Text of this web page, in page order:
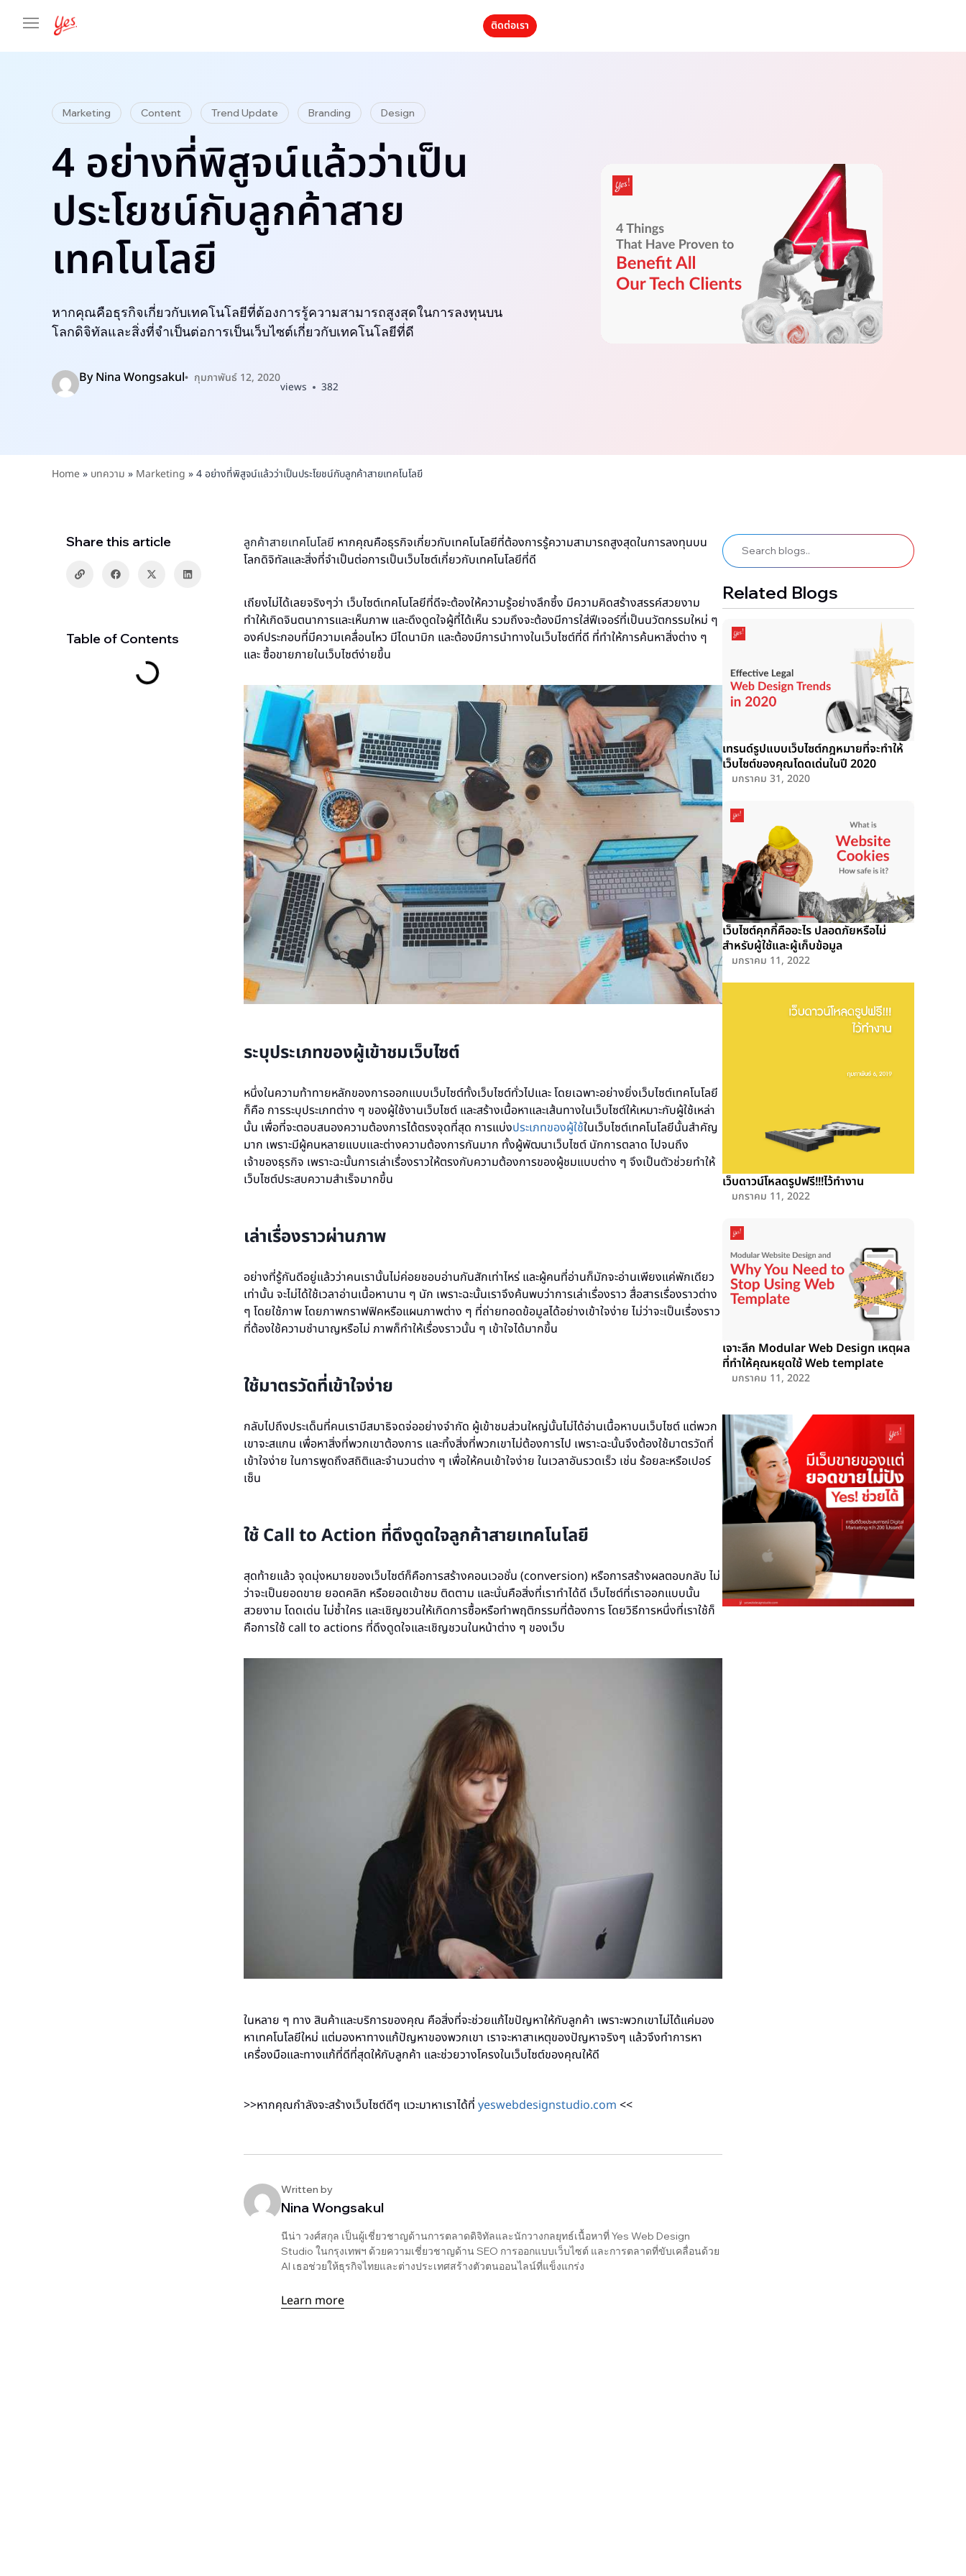
ติดต่อเรา
Marketing Content Trend Update Branding Design
4 อย่างที่พิสูจน์แล้วว่าเป็น
ประโยชน์กับลูกค้าสาย
เทคโนโลยี
หากคุณคือธุรกิจเกี่ยวกับเทคโนโลยีที่ต้องการรู้ความสามารถสูงสุดในการลงทุนบน
โลกดิจิทัลและสิ่งที่จำเป็นต่อการเป็นเว็บไซต์เกี่ยวกับเทคโนโลยีที่ดี
ByNina Wongsakul กุมภาพันธ์ 12, 2020
views 382
Home» บทความ » Marketing »4 อย่างที่พิสูจน์แล้วว่าเป็นประโยชน์กับลูกค้าสายเทคโนโลยี
Share this article
Table of Contents
ลูกค้าสายเทคโนโลยี หากคุณคือธุรกิจเกี่ยวกับเทคโนโลยีที่ต้องการรู้ความสามารถสูงสุดในการลงทุนบน
โลกดิจิทัลและสิ่งที่จำเป็นต่อการเป็นเว็บไซต์เกี่ยวกับเทคโนโลยีที่ดี
เถียงไม่ได้เลยจริงๆว่า เว็บไซต์เทคโนโลยีที่ดีจะต้องให้ความรู้อย่างลึกซึ้ง มีความคิดสร้างสรรค์สวยงาม
ทำให้เกิดจินตนาการและเห็นภาพ และดึงดูดใจผู้ที่ได้เห็น รวมถึงจะต้องมีการใส่ฟีเจอร์ที่เป็นนวัตกรรมใหม่ ๆ
องค์ประกอบที่มีความเคลื่อนไหว มีไดนามิก และต้องมีการนำทางในเว็บไซต์ที่ดี ที่ทำให้การค้นหาสิ่งต่าง ๆ
และ ซื้อขายภายในเว็บไซต์ง่ายขึ้น
ระบุประเภทของผู้เข้าชมเว็บไซต์
หนึ่งในความท้าทายหลักของการออกแบบเว็บไซต์ทั้งเว็บไซต์ทั่วไปและ โดยเฉพาะอย่างยิ่งเว็บไซต์เทคโนโลยี
ก็คือ การระบุประเภทต่าง ๆ ของผู้ใช้งานเว็บไซต์ และสร้างเนื้อหาและเส้นทางในเว็บไซต์ให้เหมาะกับผู้ใช้เหล่า
นั้น เพื่อที่จะตอบสนองความต้องการได้ตรงจุดที่สุด การแบ่งประเภทของผู้ใช้ในเว็บไซต์เทคโนโลยีนั้นสำคัญ
มาก เพราะมีผู้คนหลายแบบและต่างความต้องการกันมาก ทั้งผู้พัฒนาเว็บไซต์ นักการตลาด ไปจนถึง
เจ้าของธุรกิจ เพราะฉะนั้นการเล่าเรื่องราวให้ตรงกับความต้องการของผู้ชมแบบต่าง ๆ จึงเป็นตัวช่วยทำให้
เว็บไซต์ประสบความสำเร็จมากขึ้น
เล่าเรื่องราวผ่านภาพ
อย่างที่รู้กันดีอยู่แล้วว่าคนเรานั้นไม่ค่อยชอบอ่านกันสักเท่าไหร่ และผู้คนที่อ่านก็มักจะอ่านเพียงแค่พักเดียว
เท่านั้น จะไม่ได้ใช้เวลาอ่านเนื้อหานาน ๆ นัก เพราะฉะนั้นเราจึงค้นพบว่าการเล่าเรื่องราว สื่อสารเรื่องราวต่าง
ๆ โดยใช้ภาพ โดยภาพกราฟฟิคหรือแผนภาพต่าง ๆ ที่ถ่ายทอดข้อมูลได้อย่างเข้าใจง่าย ไม่ว่าจะเป็นเรื่องราว
ที่ต้องใช้ความชำนาญหรือไม่ ภาพก็ทำให้เรื่องราวนั้น ๆ เข้าใจได้มากขึ้น
ใช้มาตรวัดที่เข้าใจง่าย
กลับไปถึงประเด็นที่คนเรามีสมาธิจดจ่ออย่างจำกัด ผู้เข้าชมส่วนใหญ่นั้นไม่ได้อ่านเนื้อหาบนเว็บไซต์ แต่พวก
เขาจะสแกน เพื่อหาสิ่งที่พวกเขาต้องการ และทิ้งสิ่งที่พวกเขาไม่ต้องการไป เพราะฉะนั้นจึงต้องใช้มาตรวัดที่
เข้าใจง่าย ในการพูดถึงสถิติและจำนวนต่าง ๆ เพื่อให้คนเข้าใจง่าย ในเวลาอันรวดเร็ว เช่น ร้อยละหรือเปอร์
เซ็น
ใช้ Call to Action ที่ดึงดูดใจลูกค้าสายเทคโนโลยี
สุดท้ายแล้ว จุดมุ่งหมายของเว็บไซต์ก็คือการสร้างคอนเวอชั่น (conversion) หรือการสร้างผลตอบกลับ ไม่
ว่าจะเป็นยอดขาย ยอดคลิก หรือยอดเข้าชม ติดตาม และนั่นคือสิ่งที่เราทำได้ดี เว็บไซต์ที่เราออกแบบนั้น
สวยงาม โดดเด่น ไม่ซ้ำใคร และเชิญชวนให้เกิดการซื้อหรือทำพฤติกรรมที่ต้องการ โดยวิธีการหนึ่งที่เราใช้ก็
คือการใช้ call to actions ที่ดึงดูดใจและเชิญชวนในหน้าต่าง ๆ ของเว็บ
ในหลาย ๆ ทาง สินค้าและบริการของคุณ คือสิ่งที่จะช่วยแก้ไขปัญหาให้กับลูกค้า เพราะพวกเขาไม่ได้แค่มอง
หาเทคโนโลยีใหม่ แต่มองหาทางแก้ปัญหาของพวกเขา เราจะหาสาเหตุของปัญหาจริงๆ แล้วจึงทำการหา
เครื่องมือและทางแก้ที่ดีที่สุดให้กับลูกค้า และช่วยวางโครงในเว็บไซต์ของคุณให้ดี
>>หากคุณกำลังจะสร้างเว็บไซต์ดีๆ แวะมาหาเราได้ที่ yeswebdesignstudio.com <<
Written by
Nina Wongsakul
นีน่า วงศ์สกุล เป็นผู้เชี่ยวชาญด้านการตลาดดิจิทัลและนักวางกลยุทธ์เนื้อหาที่ Yes Web Design
Studio ในกรุงเทพฯ ด้วยความเชี่ยวชาญด้าน SEO การออกแบบเว็บไซต์ และการตลาดที่ขับเคลื่อนด้วย
AI เธอช่วยให้ธุรกิจไทยและต่างประเทศสร้างตัวตนออนไลน์ที่แข็งแกร่ง
Learn more
Related Blogs
เทรนด์รูปแบบเว็บไซต์กฎหมายที่จะทำให้
เว็บไซต์ของคุณโดดเด่นในปี 2020
มกราคม 31, 2020
เว็บไซต์คุกกี้คืออะไร ปลอดภัยหรือไม่
สำหรับผู้ใช้และผู้เก็บข้อมูล
มกราคม 11, 2022
เว็บดาวน์โหลดรูปฟรี!!!ไว้ทำงาน
มกราคม 11, 2022
เจาะลึก Modular Web Design เหตุผล
ที่ทำให้คุณหยุดใช้ Web template
มกราคม 11, 2022